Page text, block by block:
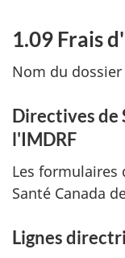
1.09 Frais
Nom du
Directives de
l'IMDRF
Les
Santé Canada
Lignes